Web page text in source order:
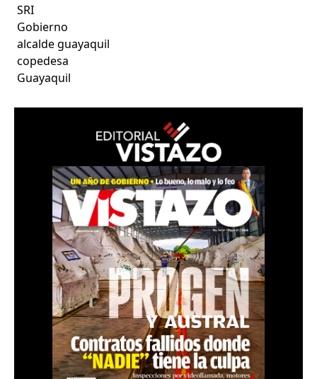
SRI
Gobierno
alcalde guayaquil
copedesa
Guayaquil